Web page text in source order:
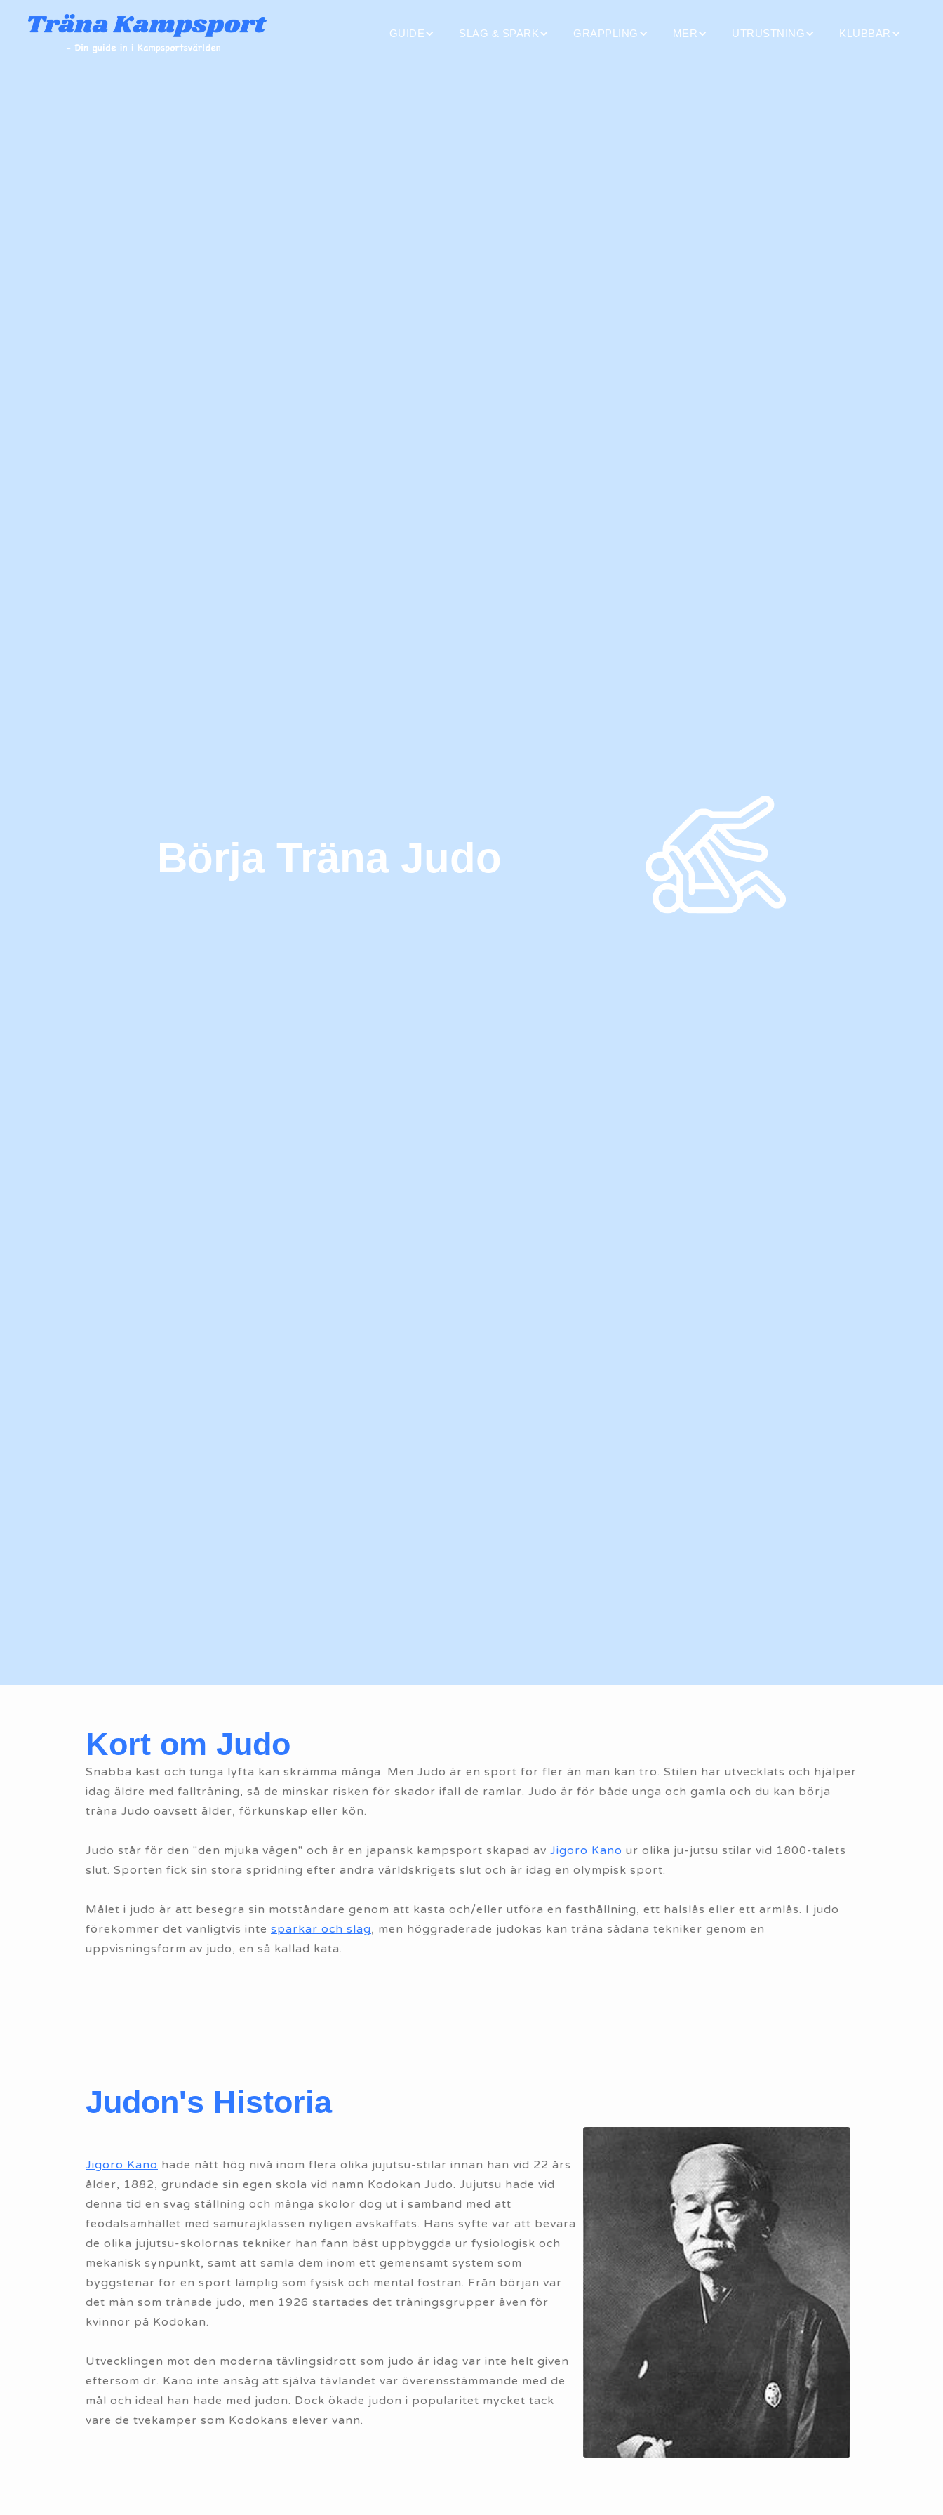
GUIDE SLAG & SPARK GRAPPLING MER UTRUSTNING KLUBBAR
Börja Träna Judo
Kort om Judo
Snabba kast och tunga lyfta kan skrämma många. Men Judo är en sport för fler än man kan tro. Stilen har utvecklats och hjälper
idag äldre med fallträning, så de minskar risken för skador ifall de ramlar. Judo är för både unga och gamla och du kan börja
träna Judo oavsett ålder, förkunskap eller kön.
Judo står för den "den mjuka vägen" och är en japansk kampsport skapad av Jigoro Kano ur olika ju-jutsu stilar vid 1800-talets
slut. Sporten fick sin stora spridning efter andra världskrigets slut och är idag en olympisk sport.
Målet i judo är att besegra sin motståndare genom att kasta och/eller utföra en fasthållning, ett halslås eller ett armlås. I judo
förekommer det vanligtvis inte sparkar och slag, men höggraderade judokas kan träna sådana tekniker genom en
uppvisningsform av judo, en så kallad kata.
Judon's Historia
Jigoro Kano hade nått hög nivå inom flera olika jujutsu-stilar innan han vid 22 års
ålder, 1882, grundade sin egen skola vid namn Kodokan Judo. Jujutsu hade vid
denna tid en svag ställning och många skolor dog ut i samband med att
feodalsamhället med samurajklassen nyligen avskaffats. Hans syfte var att bevara
de olika jujutsu-skolornas tekniker han fann bäst uppbyggda ur fysiologisk och
mekanisk synpunkt, samt att samla dem inom ett gemensamt system som
byggstenar för en sport lämplig som fysisk och mental fostran. Från början var
det män som tränade judo, men 1926 startades det träningsgrupper även för
kvinnor på Kodokan.
Utvecklingen mot den moderna tävlingsidrott som judo är idag var inte helt given
eftersom dr. Kano inte ansåg att själva tävlandet var överensstämmande med de
mål och ideal han hade med judon. Dock ökade judon i popularitet mycket tack
vare de tvekamper som Kodokans elever vann.